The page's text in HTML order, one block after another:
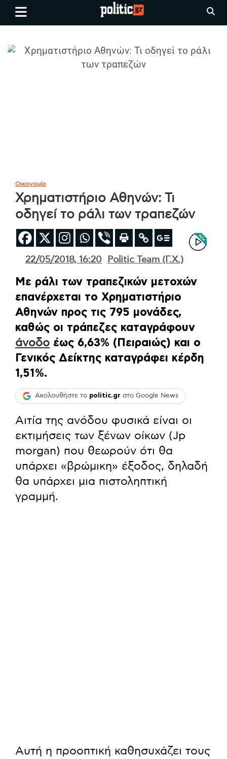
Skip
Ειδήσεις απο τη
Θεσσαλονίκη, την Ελλάδα και
όλο τον Κόσμο
politic.gr
Οικονομία
Χρηματιστήριο Αθηνών: Τι
οδηγεί το ράλι των τραπεζών
22/05/2018, 16:20 Politic Team (Γ.Χ.)
Με ράλι των τραπεζικών μετοχών
επανέρχεται το Χρηματιστήριο
Αθηνών προς τις 795 μονάδες,
καθώς οι τράπεζες καταγράφουν
άνοδο έως 6,63% (Πειραιώς) και ο
Γενικός Δείκτης καταγράφει κέρδη
1,51%.
Ακολουθήστε το politic.gr στο Google News
Αιτία της ανόδου φυσικά είναι οι
εκτιμήσεις των ξένων οίκων (Jp
morgan) που θεωρούν ότι θα
υπάρχει «βρώμικη» έξοδος, δηλαδή
θα υπάρχει μια πιστοληπτική
γραμμή.
Αυτή η προοπτική καθησυχάζει τους